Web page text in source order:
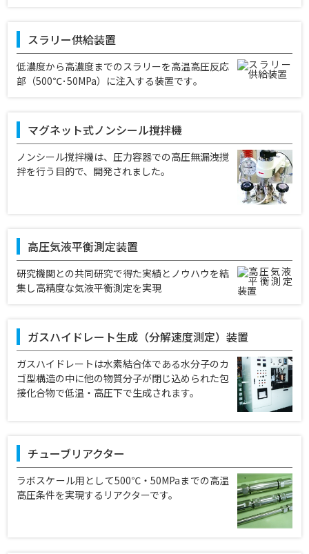
スラリー供給装置
低濃度から高濃度までのスラリーを高温高圧反応
部（500℃･50MPa）に注入する装置です｡
マグネット式ノンシール撹拌機
ノンシール撹拌機は、圧力容器での高圧無漏洩撹
拌を行う目的で、開発されました。
高圧気液平衡測定装置
研究機関との共同研究で得た実績とノウハウを結
集し高精度な気液平衡測定を実現
ガスハイドレート生成（分解速度測定）装置
ガスハイドレートは水素結合体である水分子のカ
ゴ型構造の中に他の物質分子が閉じ込められた包
接化合物で低温・高圧下で生成されます。
チューブリアクター
ラボスケール用として500℃・50MPaまでの高温
高圧条件を実現するリアクターです。